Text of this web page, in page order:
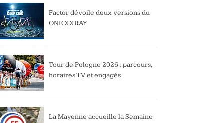
Factor dévoile deux versions du
ONE XXRAY
Tour de Pologne 2026 : parcours,
horaires TV et engagés
La Mayenne accueille la Semaine